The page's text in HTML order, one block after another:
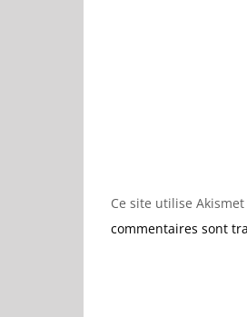
Ce site utilise
commentaires sont